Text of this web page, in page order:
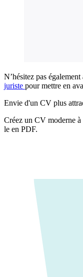
N’hésitez pas
juriste pour mettre en
Envie d'un CV plus
Créez un CV moderne
le en PDF.